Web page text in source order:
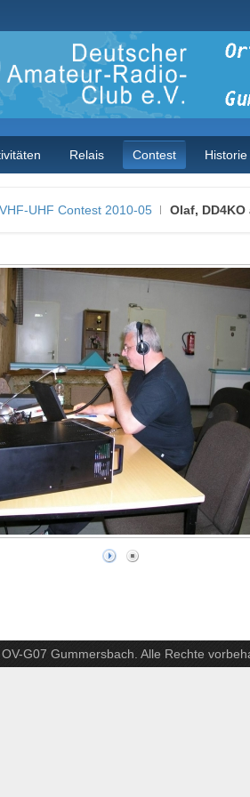
Relais Contest Historie
VHF-UHF Contest 2010-05 Olaf,
G07 Gummersbach. Alle Rechte